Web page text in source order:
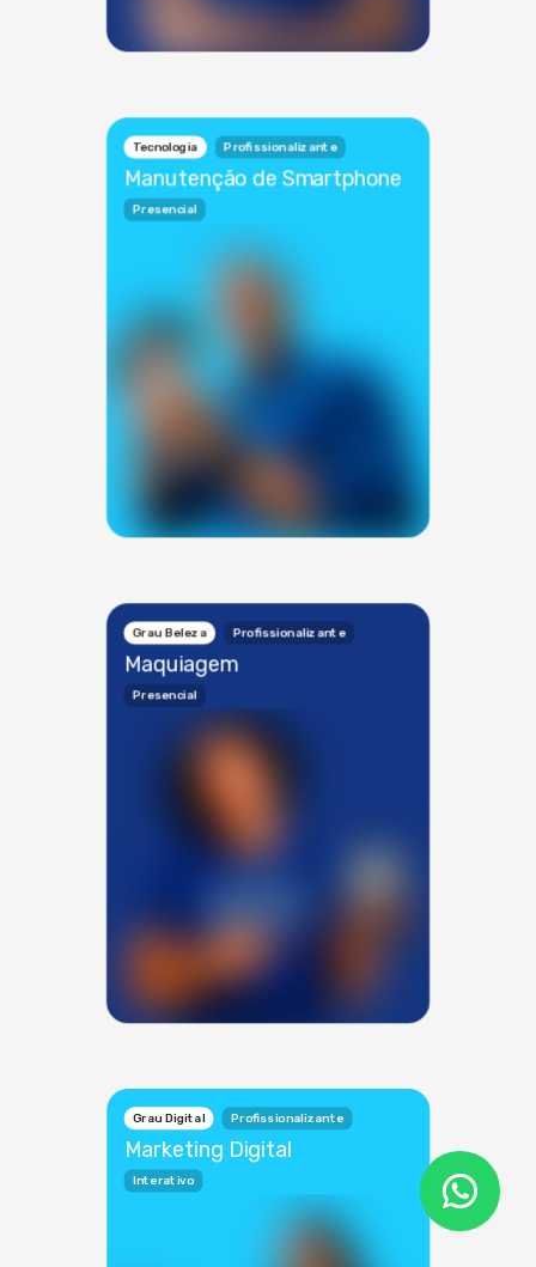
Tecnologia Profissionalizante
Manutenção de Smartphone
Presencial
Grau Beleza Profissionalizante
Maquiagem
Presencial
Grau Digital Profissionalizante
Marketing Digital
Interativo